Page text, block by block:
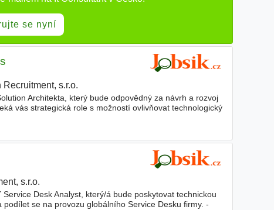
se nyní
Recruitment, s.r.o.
Architekta, který bude odpovědný za návrh a rozvoj
vás strategická role s možností ovlivňovat technologický
s.r.o.
Service Desk Analyst, který/á bude poskytovat technickou
se na provozu globálního Service Desku firmy. -